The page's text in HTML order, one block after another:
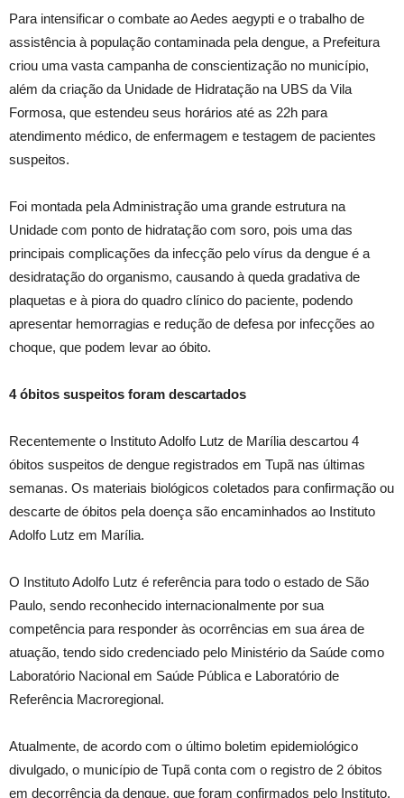
Para intensificar o combate ao Aedes aegypti e o trabalho de
assistência à população contaminada pela dengue, a Prefeitura
criou uma vasta campanha de conscientização no município,
além da criação da Unidade de Hidratação na UBS da Vila
Formosa, que estendeu seus horários até as 22h para
atendimento médico, de enfermagem e testagem de pacientes
suspeitos.
Foi montada pela Administração uma grande estrutura na
Unidade com ponto de hidratação com soro, pois uma das
principais complicações da infecção pelo vírus da dengue é a
desidratação do organismo, causando à queda gradativa de
plaquetas e à piora do quadro clínico do paciente, podendo
apresentar hemorragias e redução de defesa por infecções ao
choque, que podem levar ao óbito.
4 óbitos suspeitos foram descartados
Recentemente o Instituto Adolfo Lutz de Marília descartou 4
óbitos suspeitos de dengue registrados em Tupã nas últimas
semanas. Os materiais biológicos coletados para confirmação ou
descarte de óbitos pela doença são encaminhados ao Instituto
Adolfo Lutz em Marília.
O Instituto Adolfo Lutz é referência para todo o estado de São
Paulo, sendo reconhecido internacionalmente por sua
competência para responder às ocorrências em sua área de
atuação, tendo sido credenciado pelo Ministério da Saúde como
Laboratório Nacional em Saúde Pública e Laboratório de
Referência Macroregional.
Atualmente, de acordo com o último boletim epidemiológico
divulgado, o município de Tupã conta com o registro de 2 óbitos
em decorrência da dengue, que foram confirmados pelo Instituto.